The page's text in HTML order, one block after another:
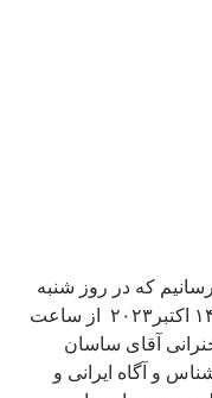
که در روز شنبه
۲۲ مهرماه برابر با ۱۴ اکتبر۲۰۲۳  از ساعت
آقای ساسان
و آگاه ایرانی و